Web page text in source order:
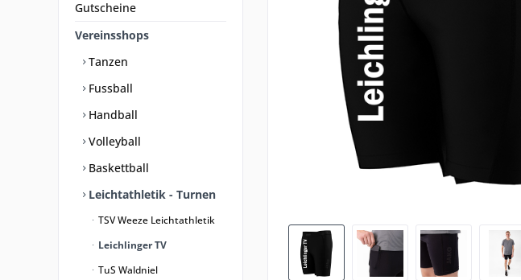
Gutscheine
Vereinsshops
Tanzen
Fussball
Handball
Volleyball
Baskettball
Leichtathletik - Turnen
TSV Weeze Leichtathletik
Leichlinger TV
TuS Waldniel